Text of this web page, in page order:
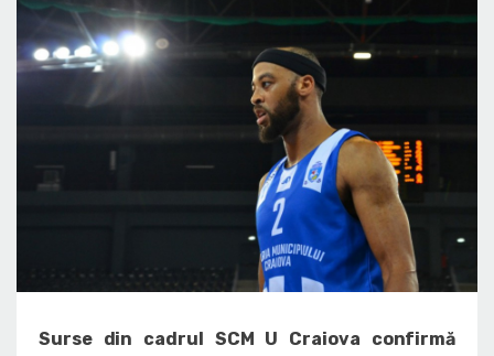
Surse din cadrul SCM U Craiova confirmă